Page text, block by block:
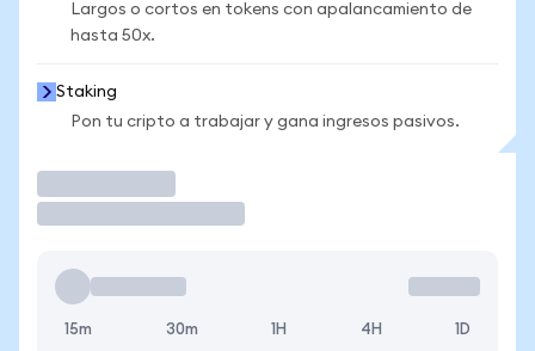
Largos o cortos en tokens con apalancamiento de
hasta 50x.
Staking
Pon tu cripto a trabajar y gana ingresos pasivos.
15m 30m 1H 4H 1D